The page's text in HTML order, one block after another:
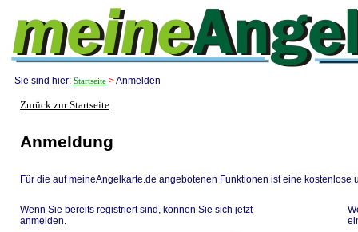
Sie sind hier: Startseite >Anmelden
Zurück zur Startseite
Anmeldung
Für die auf meineAngelkarte.de angebotenen Funktionen ist eine
Wenn Sie bereits registriert sind, können Sie sich jetzt
anmelden.